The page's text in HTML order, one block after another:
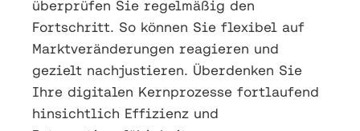
überprüfen Sie regelmäßig den
Fortschritt. So können Sie flexibel auf
Marktveränderungen reagieren und
gezielt nachjustieren. Überdenken Sie
Ihre digitalen Kernprozesse fortlaufend
hinsichtlich Effizienz und